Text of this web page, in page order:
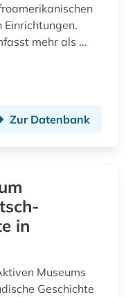
europäische geistesgeschichte (1)
(2)
Sammlung umfasst mehr als ...
Zur Datenbank
in
Museums